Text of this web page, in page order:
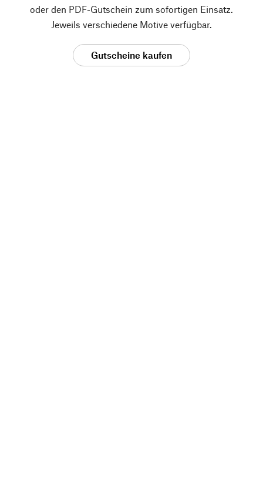
oder den PDF-Gutschein zum sofortigen Einsatz.
Jeweils verschiedene Motive verfügbar.
Gutscheine kaufen